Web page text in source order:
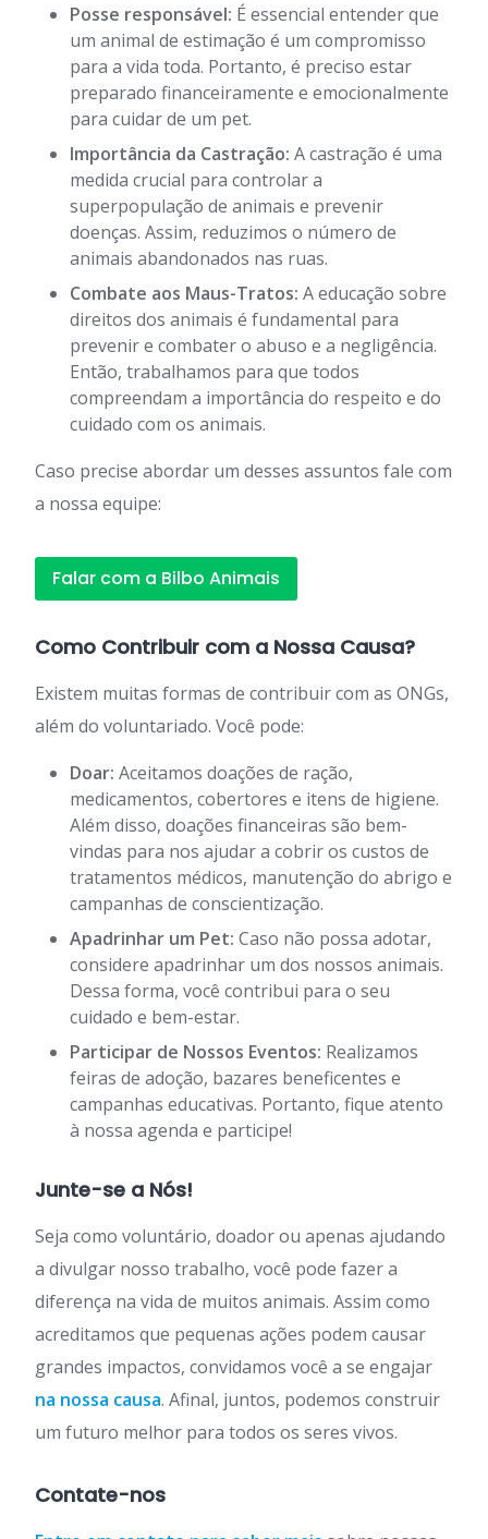
Posse responsável: É essencial entender que
um animal de estimação é um compromisso
para a vida toda. Portanto, é preciso estar
preparado financeiramente e emocionalmente
para cuidar de um pet.
Importância da Castração: A castração é uma
medida crucial para controlar a
superpopulação de animais e prevenir
doenças. Assim, reduzimos o número de
animais abandonados nas ruas.
Combate aos Maus-Tratos: A educação sobre
direitos dos animais é fundamental para
prevenir e combater o abuso e a negligência.
Então, trabalhamos para que todos
compreendam a importância do respeito e do
cuidado com os animais.
Caso precise abordar um desses assuntos fale com
a nossa equipe:
Falar com a Bilbo Animais
Como Contribuir com a Nossa Causa?
Existem muitas formas de contribuir com as ONGs,
além do voluntariado. Você pode:
Doar: Aceitamos doações de ração,
medicamentos, cobertores e itens de higiene.
Além disso, doações financeiras são bem-
vindas para nos ajudar a cobrir os custos de
tratamentos médicos, manutenção do abrigo e
campanhas de conscientização.
Apadrinhar um Pet: Caso não possa adotar,
considere apadrinhar um dos nossos animais.
Dessa forma, você contribui para o seu
cuidado e bem-estar.
Participar de Nossos Eventos: Realizamos
feiras de adoção, bazares beneficentes e
campanhas educativas. Portanto, fique atento
à nossa agenda e participe!
Junte-se a Nós!
Seja como voluntário, doador ou apenas ajudando
a divulgar nosso trabalho, você pode fazer a
diferença na vida de muitos animais. Assim como
acreditamos que pequenas ações podem causar
grandes impactos, convidamos você a se engajar
na nossa causa. Afinal, juntos, podemos construir
um futuro melhor para todos os seres vivos.
Contate-nos